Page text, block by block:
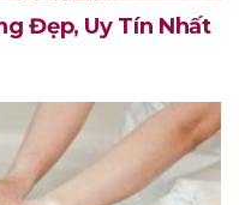
Đẹp, Uy Tín Nhất